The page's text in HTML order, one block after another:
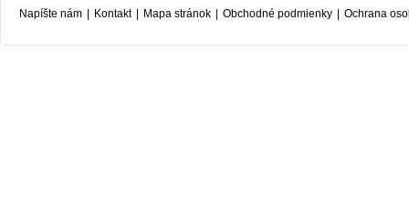
Napíšte nám Kontakt Mapa stránok Obchodné podmienky Ochrana